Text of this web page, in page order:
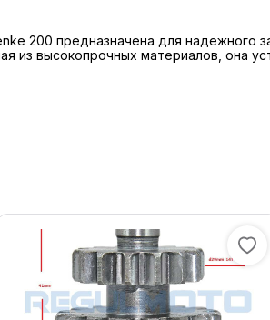
200 предназначена для надежного
из высокопрочных материалов, она